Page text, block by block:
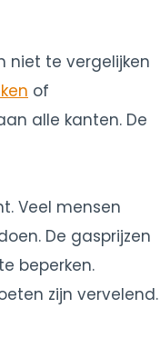
niet te vergelijken
of
alle kanten. De
Veel mensen
De gasprijzen
beperken.
zijn vervelend.